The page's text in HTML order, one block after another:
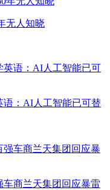
无人知晓
语：AI人工智能已可替
商兰天集团回应暴雷